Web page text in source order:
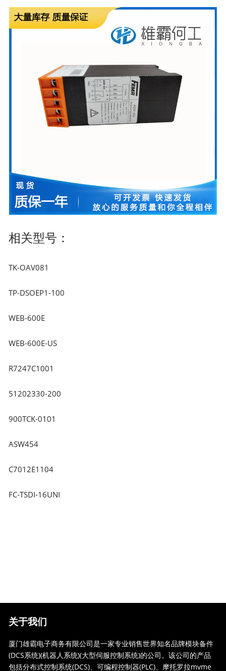
相关型号：
TK-OAV081
TP-DSOEP1-100
WEB-600E
WEB-600E-US
R7247C1001
51202330-200
900TCK-0101
ASW454
C7012E1104
FC-TSDI-16UNI
关于我们
厦门雄霸电子商务有限公司是一家专业销售世界知名品牌模块备件
(DCS系统)(机器人系统)(大型伺服控制系统)的公司。该公司的产品
包括分布式控制系统(DCS)、可编程控制器(PLC)、摩托罗拉mvme